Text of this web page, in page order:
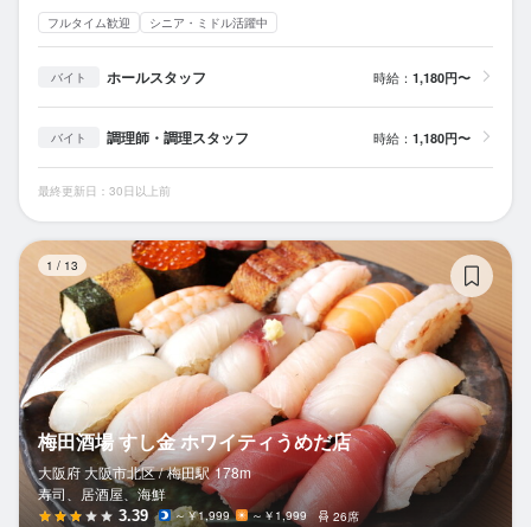
フルタイム歓迎 シニア・ミドル活躍中
バイト ホールスタッフ 時給： 1,180円〜
バイト 調理師・調理スタッフ 時給： 1,180円〜
最終更新日：30日以上前
1 / 13
梅田酒場 すし金 ホワイティうめだ店
大阪府 大阪市北区 / 梅田駅 178m
寿司、居酒屋、海鮮
3.39 ～￥1,999 ～￥1,999 26席